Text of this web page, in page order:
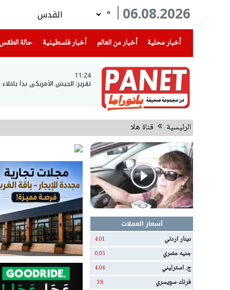
06.08.2026
°
أخبار محلية
(current) أخبار من العالم أخبار فلسطينية(current) حالة الطقس
11:24
تقرير: الجيش الأمريكي بدأ
الرئيسية قناة هلا
أسعار العملات
دينار اردني
4.01
جنيه مصري 0.05
ج. استرليني 4.04
فرنك سويسري 3.8